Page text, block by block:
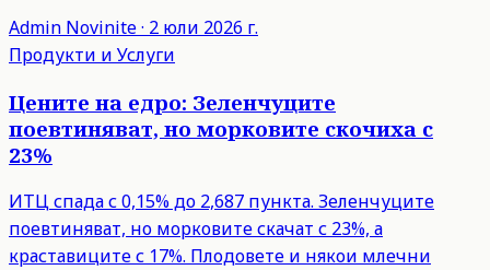
Admin Novinite· 2 юли 2026 г.
Продукти и Услуги
Цените на едро: Зеленчуците
поевтиняват, но морковите скочиха с
23%
ИТЦ спада с 0,15% до 2,687 пункта. Зеленчуците
поевтиняват, но морковите скачат с 23%, а
краставиците с 17%. Плодовете и някои млечни